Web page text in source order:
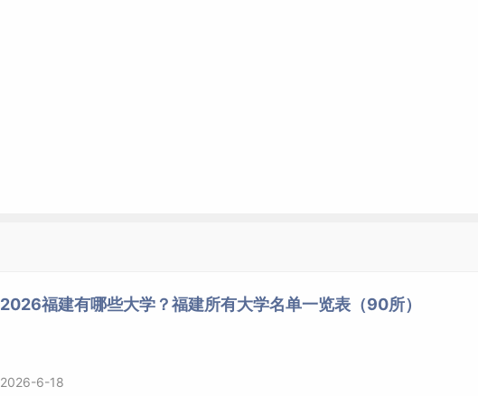
2026福建有哪些大学？福建所有大学名单一览表（90所）
2026-6-18